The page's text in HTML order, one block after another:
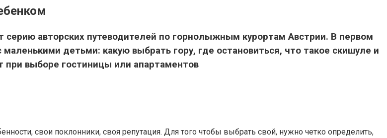
серию авторских путеводителей по горнолыжным курортам Австрии. В первом
детьми: какую выбрать гору, где остановиться, что такое скишуле и
выборе гостиницы или апартаментов
свои поклонники, своя репутация. Для того чтобы выбрать свой, нужно четко определить,